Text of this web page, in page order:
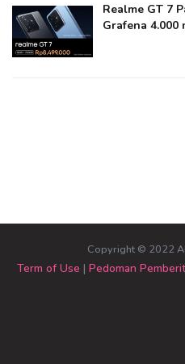
Realme GT 7
Grafena 4.000
Copyright © 2022
Term of Use | Pedoman